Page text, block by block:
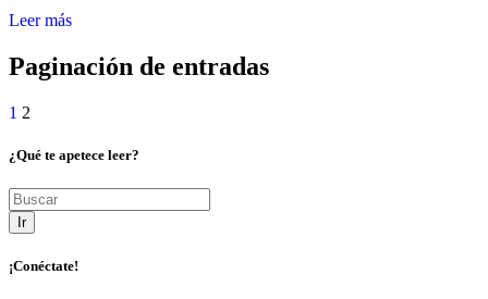
Leer más
Paginación de entradas
1 2
¿Qué te apetece leer?
Ir
¡Conéctate!